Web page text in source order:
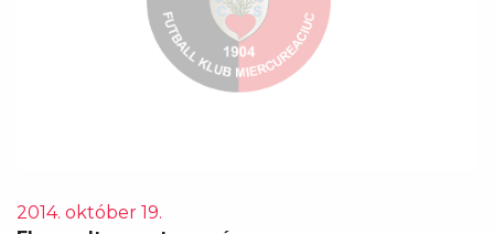
2014. október 19.